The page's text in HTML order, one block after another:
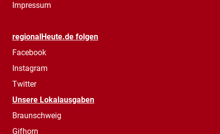
Impressum
regionalHeute.de folgen
Facebook
Instagram
Twitter
Unsere Lokalausgaben
Braunschweig
Gifhorn